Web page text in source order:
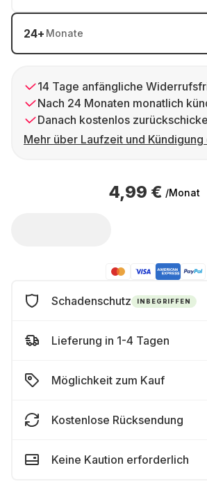
24+ Monate
14 Tage anfängliche
Nach 24 Monaten monatlich
Danach kostenlos
Mehr über Laufzeit und
4,99 € /Monat
Schadenschutz INBEGRIFFEN
Lieferung in 1-4 Tagen
Möglichkeit zum Kauf
Kostenlose Rücksendung
Keine Kaution erforderlich